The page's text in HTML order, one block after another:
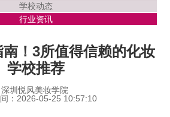
学校动态
行业资讯
！3所值得信赖的化妆
学校推荐
圳悦风美妆学院
：2026-05-25 10:57:10